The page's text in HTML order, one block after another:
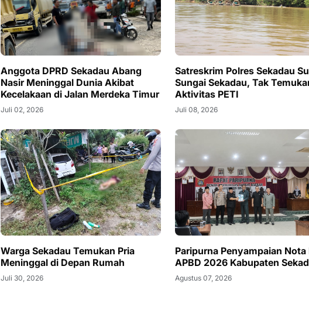
Anggota DPRD Sekadau Abang
Nasir Meninggal Dunia Akibat
Kecelakaan di Jalan Merdeka Timur
Juli 02, 2026
Satreskrim Polres Sekadau
Sungai Sekadau, Tak
Aktivitas PETI
Juli 08, 2026
Warga Sekadau Temukan Pria
Meninggal di Depan Rumah
Juli 30, 2026
Paripurna Penyampaian Nota
APBD 2026 Kabupaten
Agustus 07, 2026